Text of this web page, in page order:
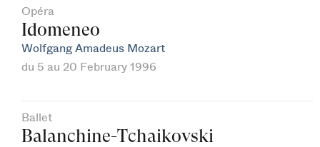
Opéra
Idomeneo
Wolfgang Amadeus Mozart
du 5 au 20 February 1996
Ballet
Balanchine-Tchaikovski